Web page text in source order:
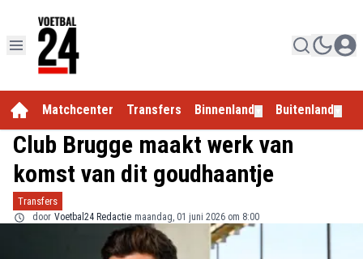
Matchcenter Transfers Binnenland Buitenland
Club Brugge maakt werk van
komst van dit goudhaantje
Transfers
door Voetbal24 Redactie maandag, 01 juni 2026 om 8:00